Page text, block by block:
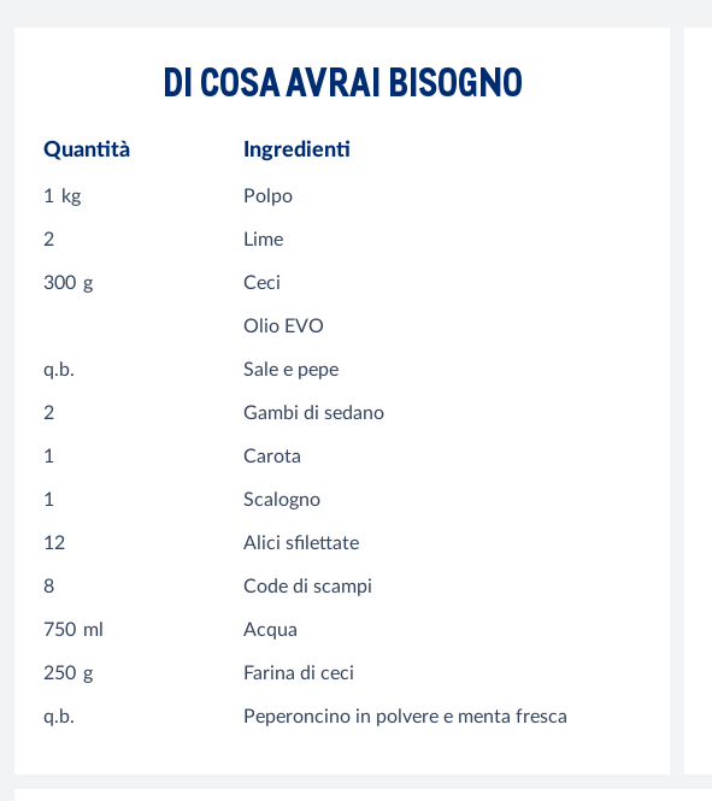
DI COSA AVRAI BISOGNO
Quantità Ingredienti
1 kg Polpo
2 Lime
300 g Ceci
Olio EVO
q.b. Sale e pepe
2 Gambi di sedano
1 Carota
1 Scalogno
12 Alici sfilettate
8 Code di scampi
750 ml Acqua
250 g Farina di ceci
q.b. Peperoncino in polvere e menta fresca